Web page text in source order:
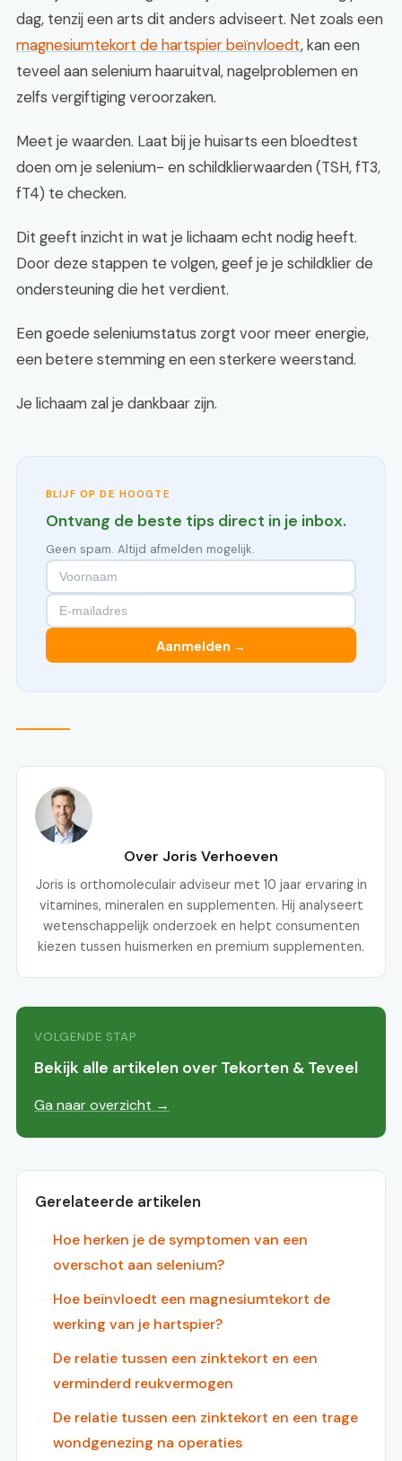
dag, tenzij een arts dit anders adviseert. Net zoals een
magnesiumtekort de hartspier beïnvloedt, kan een
teveel aan selenium haaruitval, nagelproblemen en
zelfs vergiftiging veroorzaken.
Meet je waarden. Laat bij je huisarts een bloedtest
doen om je selenium- en schildklierwaarden (TSH, fT3,
fT4) te checken.
Dit geeft inzicht in wat je lichaam echt nodig heeft.
Door deze stappen te volgen, geef je je schildklier de
ondersteuning die het verdient.
Een goede seleniumstatus zorgt voor meer energie,
een betere stemming en een sterkere weerstand.
Je lichaam zal je dankbaar zijn.
BLIJF OP DE HOOGTE
Ontvang de beste tips direct in je inbox.
Geen spam. Altijd afmelden mogelijk.
Aanmelden →
Over Joris Verhoeven
Joris is orthomoleculair adviseur met 10 jaar ervaring in
vitamines, mineralen en supplementen. Hij analyseert
wetenschappelijk onderzoek en helpt consumenten
kiezen tussen huismerken en premium supplementen.
VOLGENDE STAP
Bekijk alle artikelen over Tekorten & Teveel
Ga naar overzicht →
Gerelateerde artikelen
Hoe herken je de symptomen van een
overschot aan selenium?
Hoe beïnvloedt een magnesiumtekort de
werking van je hartspier?
De relatie tussen een zinktekort en een
verminderd reukvermogen
De relatie tussen een zinktekort en een trage
wondgenezing na operaties